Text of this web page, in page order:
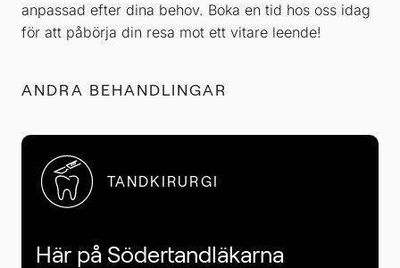
anpassad efter dina behov. Boka en tid hos oss idag
för att påbörja din resa mot ett vitare leende!
ANDRA BEHANDLINGAR
TANDKIRURGI
Här på Södertandläkarna